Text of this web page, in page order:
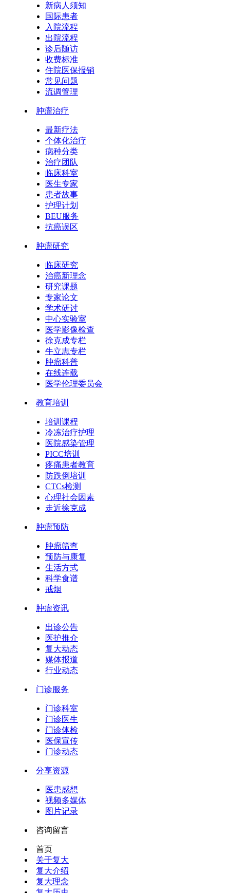
新病人须知
国际患者
入院流程
出院流程
诊后随访
收费标准
住院医保报销
常见问题
流调管理
肿瘤治疗
最新疗法
个体化治疗
病种分类
治疗团队
临床科室
医生专家
患者故事
护理计划
BEU服务
抗癌误区
肿瘤研究
临床研究
治癌新理念
研究课题
专家论文
学术研讨
中心实验室
医学影像检查
徐克成专栏
牛立志专栏
肿瘤科普
在线连载
医学伦理委员会
教育培训
培训课程
冷冻治疗护理
医院感染管理
PICC培训
疼痛患者教育
防跌倒培训
CTCs检测
心理社会因素
走近徐克成
肿瘤预防
肿瘤筛查
预防与康复
生活方式
科学食谱
戒烟
肿瘤资讯
出诊公告
医护推介
复大动态
媒体报道
行业动态
门诊服务
门诊科室
门诊医生
门诊体检
医保宣传
门诊动态
分享资源
医患感想
视频多媒体
图片记录
咨询留言
首页
关于复大
复大介绍
复大理念